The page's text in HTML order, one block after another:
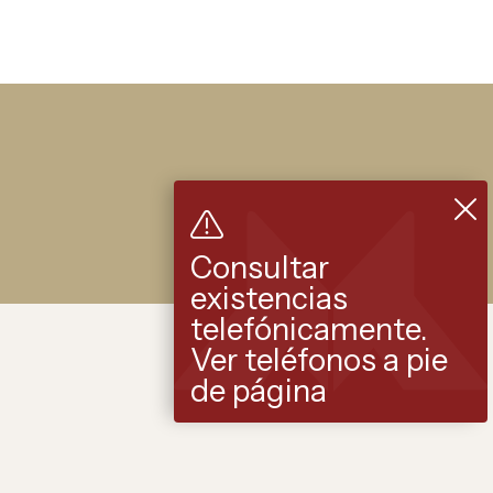
Consultar
existencias
telefónicamente.
Ver teléfonos a pie
de página